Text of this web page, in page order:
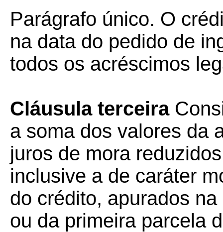
Parágrafo único. O
na data do pedido de
todos os acréscimos
Cláusula terceira
a soma dos valores da
juros de mora
inclusive a de caráter
do crédito, apurados
ou da primeira parcela